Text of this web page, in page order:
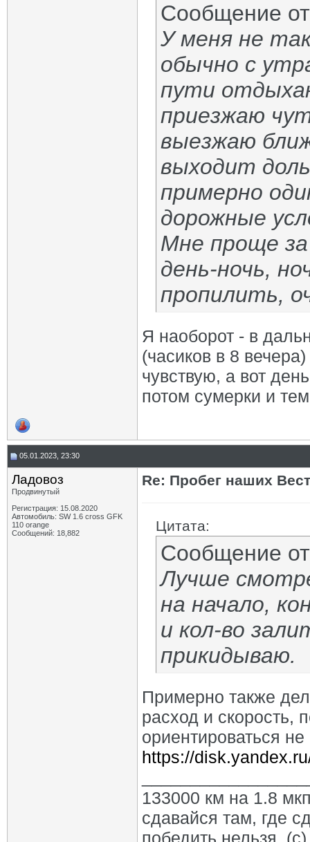
Сообщение
У меня не
обычно с
пути
приезжаю
выезжаю
выходит
примерно
дорожные
Мне проще
день-ночь,
пропилить,
Я наоборот - в
(часиков в 8
чувствую, а вот
потом сумерки и
05.01.2023, 23:30
Ладовоз
Продвинутый
Регистрация: 15.08.2020
Автомобиль: SW 1.6 cross GFK
110 orange
Сообщений: 18,882
Re: Пробег наших
Цитата:
Сообщение
Лучше
на начало,
и кол-во
прикидываю.
Примерно также
расход и скорость,
ориентироваться
https://
133000 км на 1.8
сдавайся там, где
победить нельзя.